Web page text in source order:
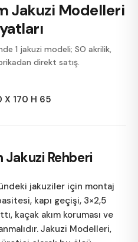
Jakuzi Modelleri
1 jakuzi modeli; SO akrilik,
direkt satış.
X 170 H 65
Jakuzi Rehberi
jakuziler için montaj
kapı geçişi, 3×2,5
kaçak akım koruması ve
Jakuzi Modelleri,